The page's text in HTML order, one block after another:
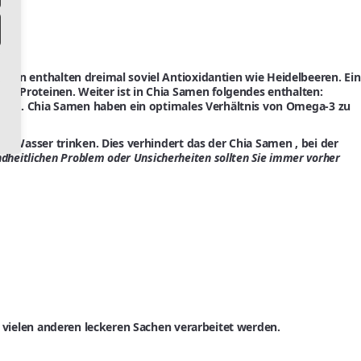
enthalten dreimal soviel Antioxidantien wie Heidelbeeren. Ein
% Proteinen. Weiter ist in Chia Samen folgendes enthalten:
Chia Samen haben ein optimales Verhältnis von Omega-3 zu
Wasser trinken. Dies verhindert das der Chia Samen , bei der
Problem oder Unsicherheiten sollten Sie immer vorher
anderen leckeren Sachen verarbeitet werden.